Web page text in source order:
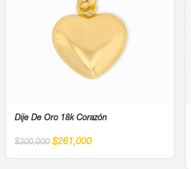
Dije De Oro 18k Corazón
$300,000 $261,000